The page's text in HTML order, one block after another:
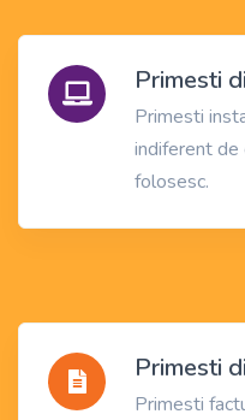
Primesti
Primesti
indiferent de
folosesc.
Primesti
Primesti